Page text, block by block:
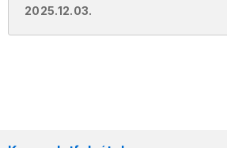
2025.12.03.